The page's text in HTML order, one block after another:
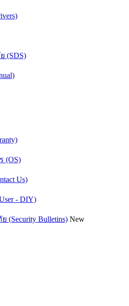
(SDS)
(OS)
Us)
- DIY)
Bulletins) New